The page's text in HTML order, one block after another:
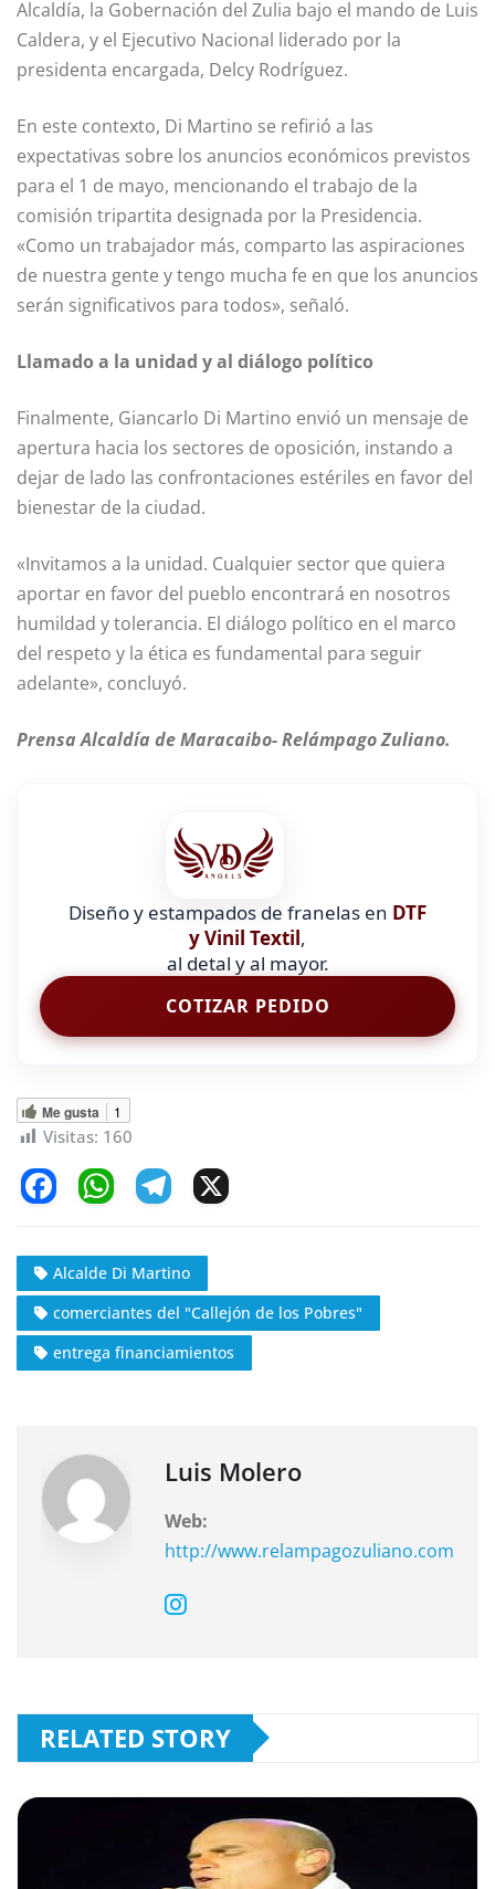
Alcaldía, la Gobernación del Zulia bajo el mando de Luis
Caldera, y el Ejecutivo Nacional liderado por la
presidenta encargada, Delcy Rodríguez.
En este contexto, Di Martino se refirió a las
expectativas sobre los anuncios económicos previstos
para el 1 de mayo, mencionando el trabajo de la
comisión tripartita designada por la Presidencia.
«Como un trabajador más, comparto las aspiraciones
de nuestra gente y tengo mucha fe en que los anuncios
serán significativos para todos», señaló.
Llamado a la unidad y al diálogo político
Finalmente, Giancarlo Di Martino envió un mensaje de
apertura hacia los sectores de oposición, instando a
dejar de lado las confrontaciones estériles en favor del
bienestar de la ciudad.
«Invitamos a la unidad. Cualquier sector que quiera
aportar en favor del pueblo encontrará en nosotros
humildad y tolerancia. El diálogo político en el marco
del respeto y la ética es fundamental para seguir
adelante», concluyó.
Prensa Alcaldía de Maracaibo- Relámpago Zuliano.
Diseño y estampados de franelas en DTF
y Vinil Textil,
al detal y al mayor.
COTIZAR PEDIDO
Me gusta 1
Visitas: 160
c
e
b
o
W
at
s
A
p
e
gr
a
m
Alcalde Di Martino
comerciantes del "Callejón de los Pobres"
entrega financiamientos
Luis Molero
Web:
http://www.relampagozuliano.com
RELATED STORY